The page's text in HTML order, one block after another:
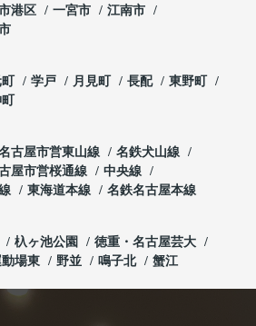
港区 一宮市
江南市
学戸 月見町 長配
東野町
古屋市営東山線
名鉄犬山線
屋市営桜通線
中央線
東海道本線 名鉄名古屋本線
杁ヶ池公園
徳重・名古屋芸大
場東 野並 鳴子北 蟹江